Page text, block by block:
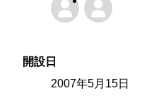
開設日
2007年5月15日